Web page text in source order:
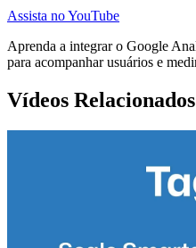
Assista no YouTube
Aprenda a integrar o Google
para acompanhar usuários e
Vídeos Relacionados